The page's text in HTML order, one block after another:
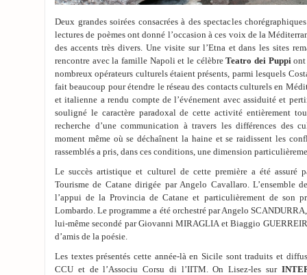
Deux grandes soirées consacrées à des spectacles
lectures de poèmes ont donné l’occasion à ces voix de la
des accents très divers. Une visite sur l’Etna et dans les sites
rencontre avec la famille Napoli et le célèbreTeatro dei Puppiont
nombreux opérateurs culturels étaient présents, parmi lesquels
fait beaucoup pour étendre le réseau des contacts culturels en
et italienne a rendu compte de l’événement avec assiduité et
souligné le caractère paradoxal de cette activité entièrement
recherche d’une communication à travers les différences des
moment même où se déchaînent la haine et se raidissent les
rassemblés a pris, dans ces conditions, une dimension
Le succès artistique et culturel de cette première a été assuré
Tourisme de Catane dirigée par Angelo Cavallaro. L’ensemble
l’appui de la Provincia de Catane et particulièrement de son
Lombardo. Le programme a été orchestré par Angelo
lui-même secondé par Giovanni MIRAGLIA et Biaggio
d’amis de la poésie.
Les textes présentés cette année-là en Sicile sont traduits et
CCU et de l’Associu Corsu di l’IITM. On Lisez-les sur